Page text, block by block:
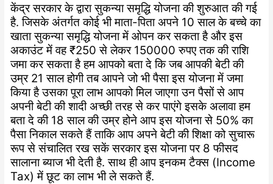
केंद्र सरकार के द्वारा सुकन्या समृद्धि योजना की शुरुआत की गई
है. जिसके अंतर्गत कोई भी माता-पिता अपने 10 साल के बच्चे का
खाता सुकन्या समृद्धि योजना में ओपन कर सकता है और इस
अकाउंट में वह ₹250 से लेकर 150000 रुपए तक की राशि
जमा कर सकता है हम आपको बता दे कि जब आपकी बेटी की
उम्र 21 साल होगी तब आपने जो भी पैसा इस योजना में जमा
किया है उसका पूरा लाभ आपको मिल जाएगा उन पैसों से आप
अपनी बेटी की शादी अच्छी तरह से कर पाएंगे इसके अलावा हम
बता दे की 18 साल की उम्र होने आप इस योजना से 50% का
पैसा निकाल सकते हैं ताकि आप अपने बेटी की शिक्षा को सुचारू
रूप से संचालित रख सकें सरकार इस योजना पर 8 फीसद
सालाना ब्याज भी देती है. साथ ही आप इनकम टैक्स (Income
Tax) में छूट का लाभ भी ले सकते हैं.